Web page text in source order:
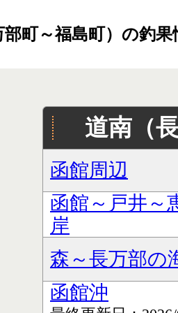
町～福島町）の釣果
道南（
函館周辺
函館～戸井～
岸
森～長万部の
函館沖